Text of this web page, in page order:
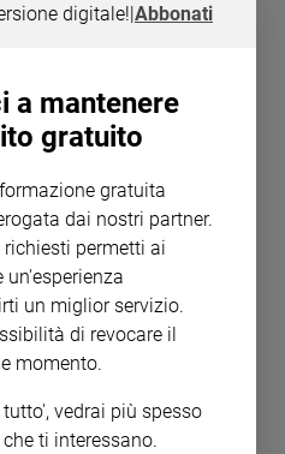
la croce?
B) - 24 dicembre 2023
Avvento
digitale!|Abbonati
a mantenere
gratuito
gratuita
dai nostri partner.
permetti ai
un'esperienza
un miglior servizio.
di revocare il
momento.
vedrai più spesso
ti interessano.